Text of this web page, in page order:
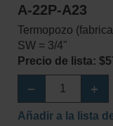
A-22P-A23
Termopozo
SW = 3/4"
Precio de lista:
Añadir a la lista